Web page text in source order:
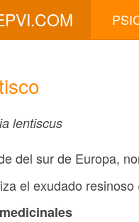
lentiscus
del sur de Europa,
el exudado resinoso